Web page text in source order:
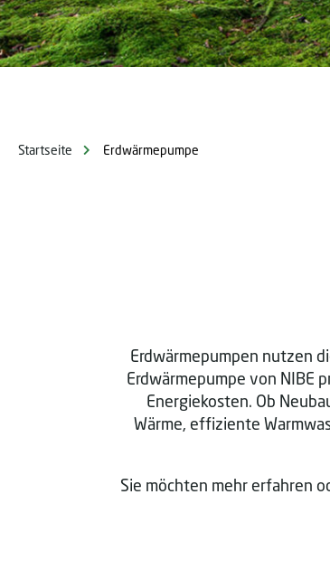
Startseite Erdwärmepumpe
Erdwärmepumpen nutzen
Erdwärmepumpe von NIBE
Energiekosten. Ob
Wärme, effiziente
Sie möchten mehr erfahren